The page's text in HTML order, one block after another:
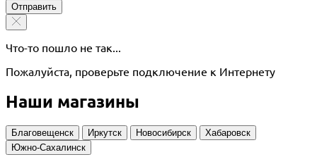
Отправить
Что-то пошло не так...
Пожалуйста, проверьте подключение к Интернету
Наши магазины
Благовещенск Иркутск Новосибирск
Хабаровск
Южно-Сахалинск